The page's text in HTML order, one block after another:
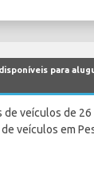
para
veículos de
veículos em